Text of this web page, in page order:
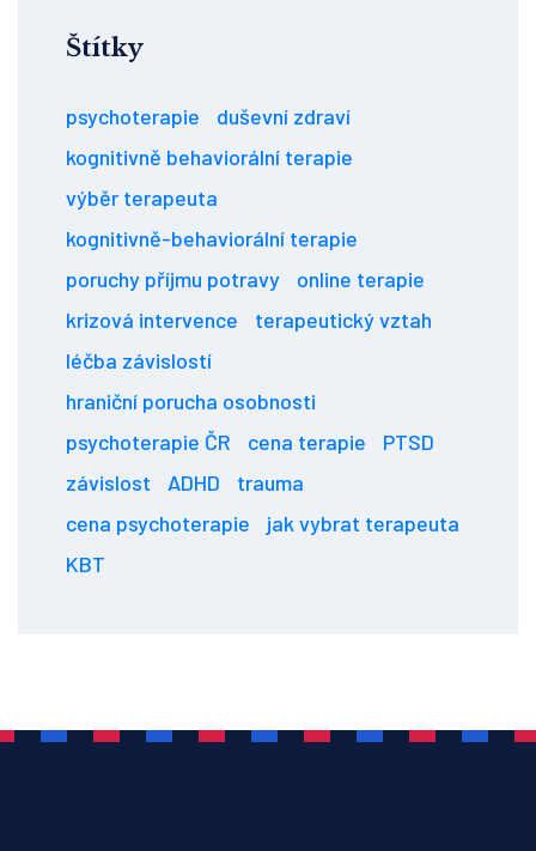
Štítky
psychoterapie
duševní zdraví
kognitivně behaviorální terapie
výběr terapeuta
kognitivně-behaviorální terapie
poruchy příjmu potravy
online terapie
krizová intervence
terapeutický vztah
léčba závislostí
hraniční porucha osobnosti
psychoterapie ČR
cena terapie
PTSD
závislost
ADHD
trauma
cena psychoterapie
jak vybrat terapeuta
KBT